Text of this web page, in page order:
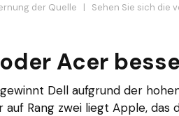
der Quelle | Sehen Sie sich die
Acer
Dell aufgrund der
auf Rang zwei liegt Apple,